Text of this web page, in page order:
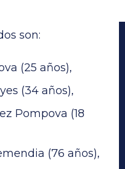
son:
(25 años),
(34 años),
Pompova (18
(76 años),